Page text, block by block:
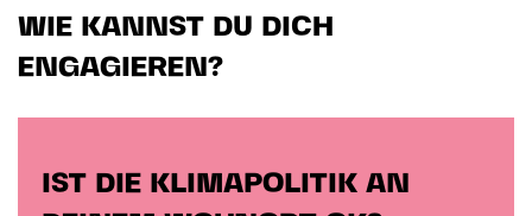
WIE KANNST DU DICH
ENGAGIEREN?
IST DIE KLIMAPOLITIK AN